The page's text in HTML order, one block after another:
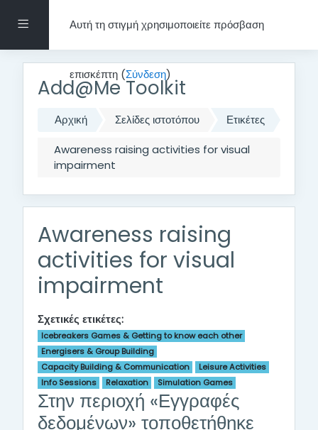
Πλευρικός πίνακας
Αυτή τη στιγμή χρησιμοποιείτε πρόσβαση
επισκέπτη (Σύνδεση)
Add@Me Toolkit
Αρχική Σελίδες ιστοτόπου
Ετικέτες
Awareness raising activities for visual
impairment
Awareness raising
activities for visual
impairment
Σχετικές ετικέτες:
Icebreakers Games & Getting to know each other
Energisers & Group Building
Capacity Building & Communication
Leisure Activities
Info Sessions
Relaxation Simulation Games
Στην περιοχή «Εγγραφές
δεδομένων» τοποθετήθηκε